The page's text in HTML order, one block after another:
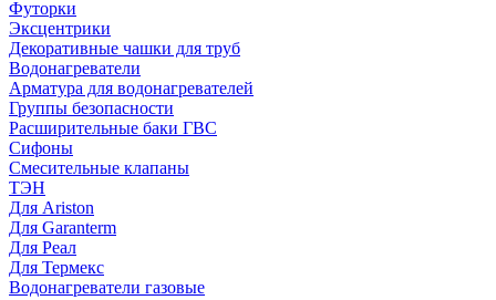
Футорки
Эксцентрики
Декоративные чашки для труб
Водонагреватели
Арматура для водонагревателей
Группы безопасности
Расширительные баки ГВС
Сифоны
Смесительные клапаны
ТЭН
Для Ariston
Для Garanterm
Для Реал
Для Термекс
Водонагреватели газовые